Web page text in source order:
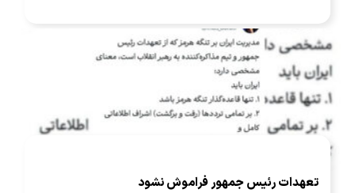
تعهدات رئیس جمهور فراموش نشود